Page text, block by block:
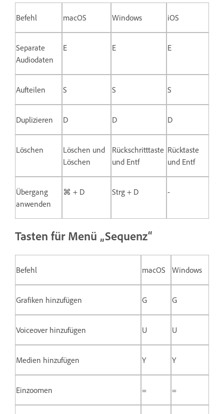
Befehl macOS Windows iOS
Separate
Audiodaten
E E E
Aufteilen S S S
Duplizieren D D D
Löschen
Löschen und
Löschen
Rückschritttaste
und Entf
Rücktaste
und Entf
Übergang
anwenden
⌘ + D Strg + D -
Tasten für Menü „Sequenz“
Befehl macOS Windows
Grafiken hinzufügen G G
Voiceover hinzufügen U U
Medien hinzufügen Y Y
Einzoomen = =